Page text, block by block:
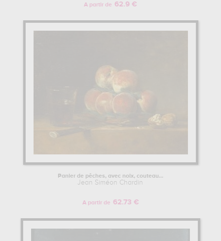
A partir de 62.9 €
Panier de pêches, avec noix, couteau...
Jean Siméon Chardin
A partir de 62.73 €